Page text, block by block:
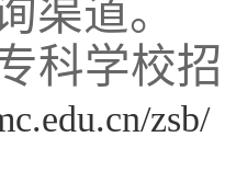
渠道。
科学校
zsb/